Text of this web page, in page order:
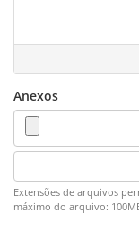
Anexos
Extensões de arquivos
máximo do arquivo: